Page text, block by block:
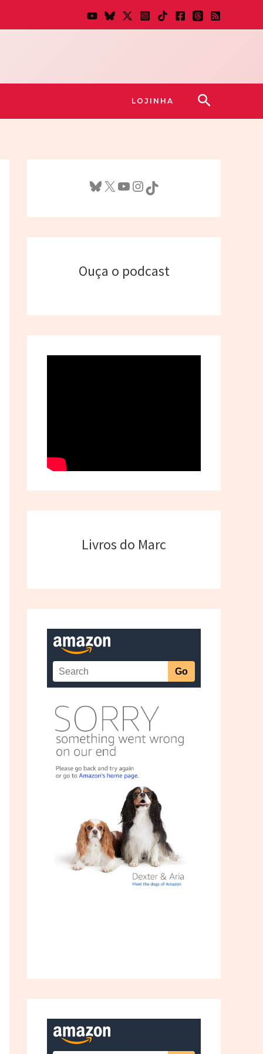
LOJINHA Pesquisar
Bluesky X Youtube InstagramTikTok
Ouça o podcast
Livros do Marc